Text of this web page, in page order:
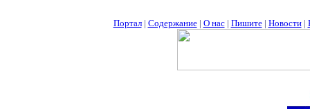
Портал| Содержание| О нас| Пишите| Новости|